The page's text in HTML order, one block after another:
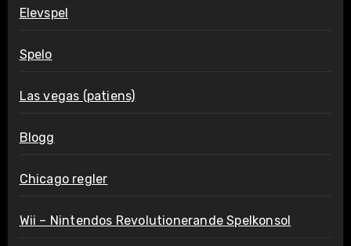
Elevspel
Spelo
Las vegas (patiens)
Blogg
Chicago regler
Wii – Nintendos Revolutionerande Spelkonsol